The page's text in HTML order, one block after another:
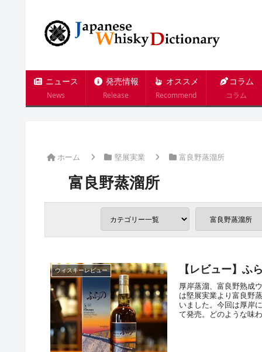
ニュース
News
発売情報
Release
オススメ
Recommend
コラム
コラム
ホーム 堅展実業 富良野蒸溜所
富良野蒸溜所
ウィスキーレビュー 【レビュー】ふ
厚岸蒸溜、富良野熟成
は堅展実業より富良野
いました。今回は厚岸
て発売。どのような味